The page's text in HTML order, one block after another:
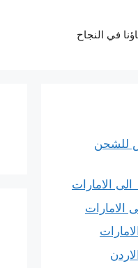
في النجاح
للشحن
الامارات